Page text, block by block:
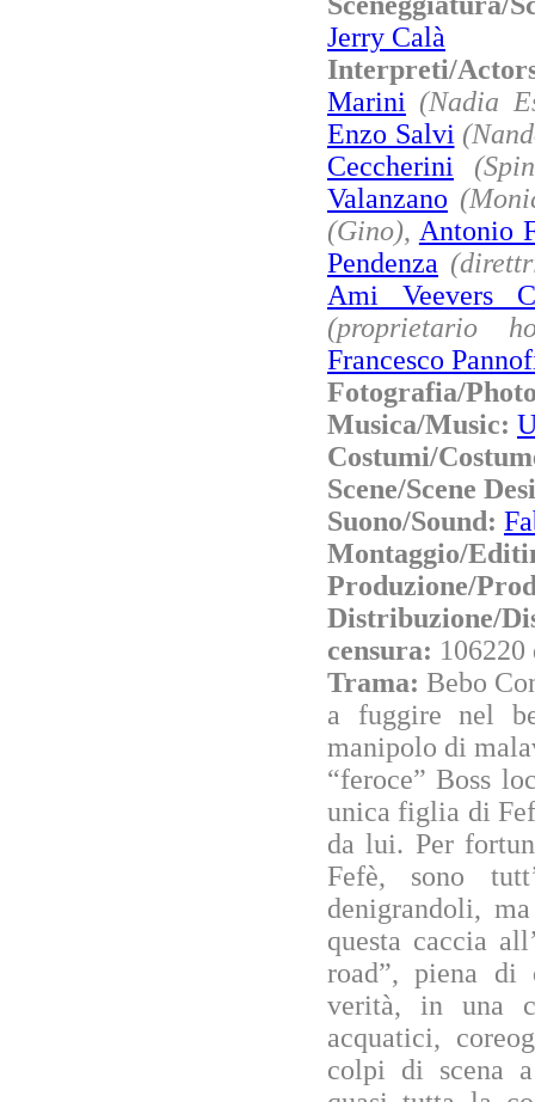
Jerry Calà
Interpreti/
Marini (Nadia
Enzo Salvi
Ceccherini
Valanzano
(Gino), Antonio
Pendenza
Ami Veevers
(proprietario
Francesco
Fotografia/
Musica/Music:
Costumi/
Scene/Scene
Suono/Sound:
Montaggio/
Produzione/
Distribuzione/
censura:
Trama: Bebo
a fuggire nel
manipolo di
“feroce” Boss
unica figlia di
da lui. Per
Fefè, sono
denigrandoli,
questa caccia
road”, piena di
verità, in una
acquatici,
colpi di scena